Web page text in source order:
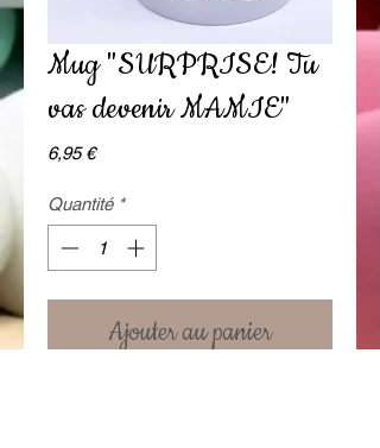
Mug "SURPRISE! Tu
vas devenir MAMIE"
6,95 €Prix
Quantité *
Ajouter au panier